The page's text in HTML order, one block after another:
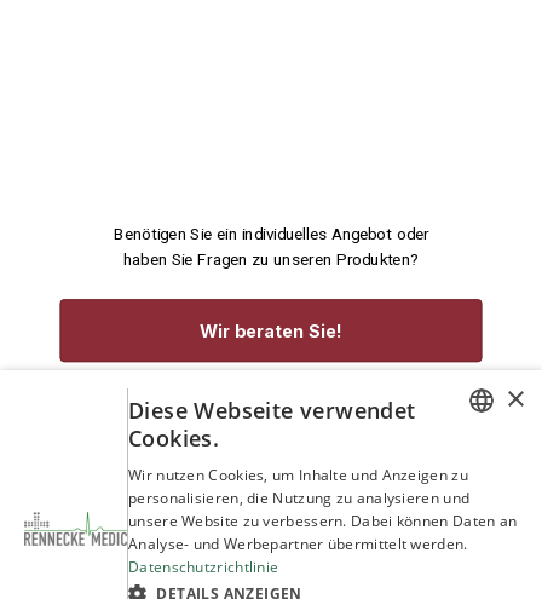
haben Sie Fragen zu unseren Produkten?
Wir beraten Sie!
service@rennecke-medic.com +49 1573 933272
ENGLISH
×
Diese Webseite verwendet
Cookies.
Wir nutzen Cookies, um Inhalte und Anzeigen zu
personalisieren, die Nutzung zu analysieren und
unsere Website zu verbessern. Dabei können Daten an
Analyse- und Werbepartner übermittelt werden.
Datenschutzrichtlinie
DETAILS ANZEIGEN